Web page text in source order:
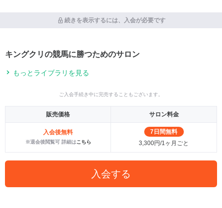
続きを表示するには、入会が必要です
キングクリの競馬に勝つためのサロン
もっとライブラリを見る
ご入会手続き中に完売することもございます。
販売価格 サロン料金
入会後無料
※退会後閲覧可 詳細はこちら
7日間無料
3,300円/1ヶ月ごと
入会する